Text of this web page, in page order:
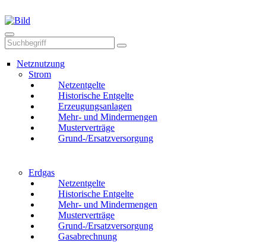
Netznutzung
Strom
Netzentgelte
Historische Entgelte
Erzeugungsanlagen
Mehr- und Mindermengen
Musterverträge
Grund-/Ersatzversorgung
Erdgas
Netzentgelte
Historische Entgelte
Mehr- und Mindermengen
Musterverträge
Grund-/Ersatzversorgung
Gasabrechnung